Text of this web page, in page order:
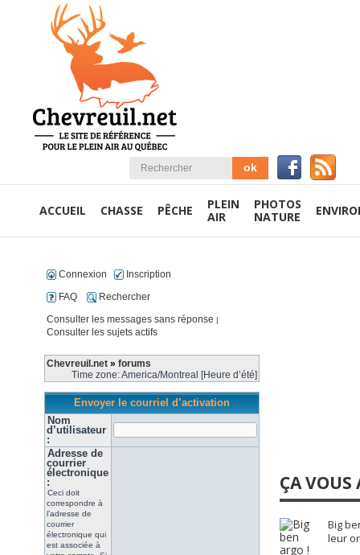
ACCUEIL CHASSE PÊCHE
PLEIN
AIR
PHOTOS
NATURE
Connexion
Inscription
FAQ
Rechercher
Consulter les messages sans réponse |
Consulter les sujets actifs
Chevreuil.net » forums
Time zone: America/Montreal [Heure d’été]
Envoyer le courriel d’activation
Nom
d’utilisateur
:
Adresse de
courrier
électronique
:
Ceci doit
correspondre à
l’adresse de
courrier
électronique qui
est associée à
ÇA VOUS
Big
leur